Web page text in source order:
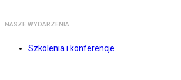
NASZE WYDARZENIA
Szkolenia i konferencje